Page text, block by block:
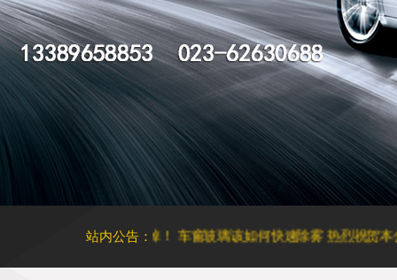
站内公告：
泡恐致癌，请立刻撕掉！车窗玻璃该如何快速除雾热烈祝贺本公